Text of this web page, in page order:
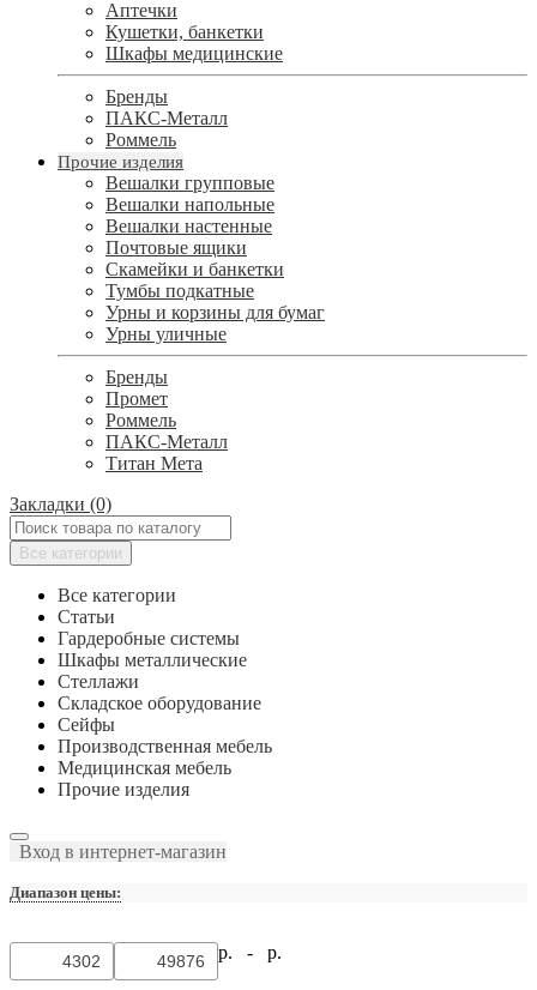
Аптечки
Кушетки, банкетки
Шкафы медицинские
Бренды
ПАКС-Металл
Роммель
Прочие изделия
Вешалки групповые
Вешалки напольные
Вешалки настенные
Почтовые ящики
Скамейки и банкетки
Тумбы подкатные
Урны и корзины для бумаг
Урны уличные
Бренды
Промет
Роммель
ПАКС-Металл
Титан Мета
Закладки (0)
Все категории
Все категории
Статьи
Гардеробные системы
Шкафы металлические
Стеллажи
Складское оборудование
Сейфы
Производственная мебель
Медицинская мебель
Прочие изделия
Вход в интернет-магазин
Диапазон цены:
р. - р.